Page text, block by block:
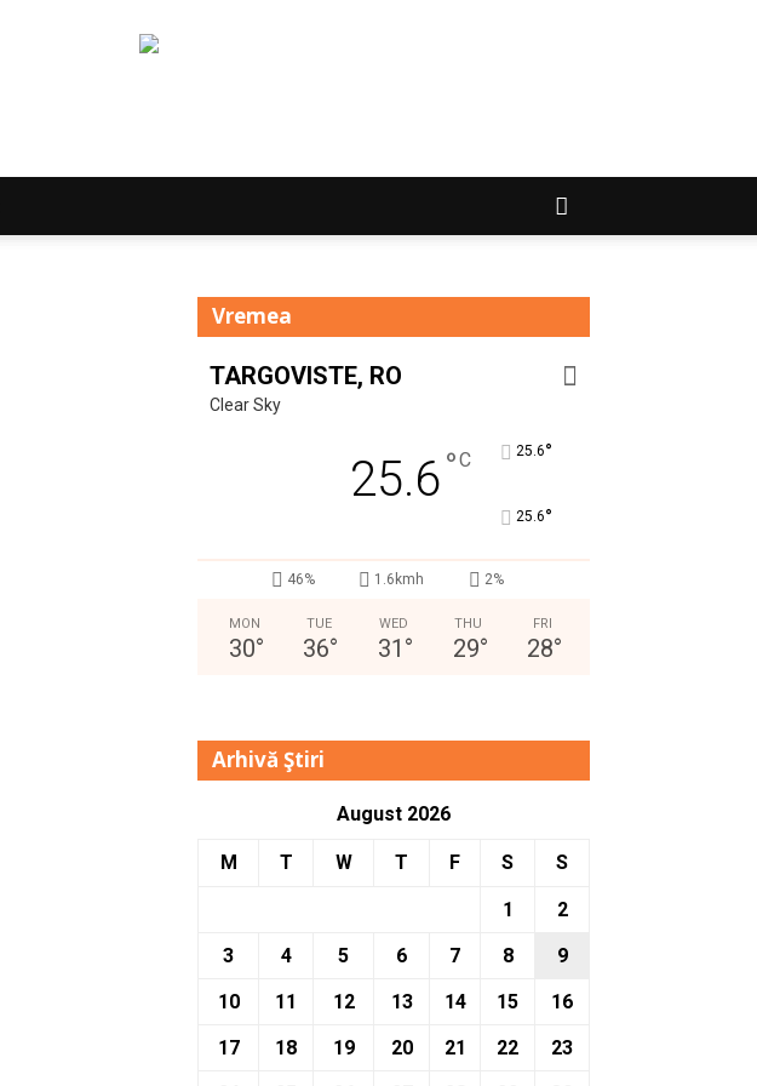
Vremea
TARGOVISTE, RO
Clear Sky
25.6°C 25.6°
25.6°
46% 1.6kmh 2%
MON
30°
TUE
36°
WED
31 °
THU
29°
FRI
28°
Arhivă Ştiri
August 2026
M T W T F S S
1
2
3
4 5 6 7 8
9
10
11 12 13 14 15
16
17
18 19 20 21 22
23